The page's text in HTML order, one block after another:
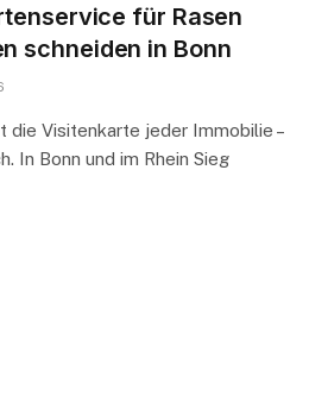
für Rasen
schneiden in Bonn
Visitenkarte jeder Immobilie –
In Bonn und im Rhein Sieg